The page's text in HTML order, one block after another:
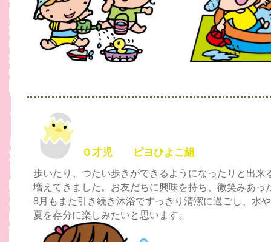
０才児 ピヨひよこ組
歩いたり、つたい歩きができるようになったりと出来
増えてきました。お友だちに興味を持ち、微笑みあっ
8月もまた引き続き沐浴ですっきり清潔に過ごし、水
夏を存分に楽しみたいと思います。